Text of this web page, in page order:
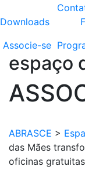
Downloads
Associe-se
espaço
ABRASCE >
das Mães
oficinas